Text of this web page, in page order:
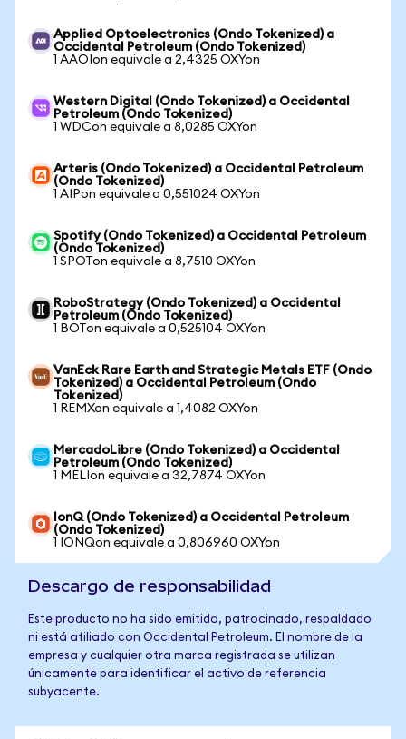
Applied Optoelectronics (Ondo Tokenized) a
Occidental Petroleum (Ondo Tokenized)
1 AAOIon equivale a 2,4325 OXYon
Western Digital (Ondo Tokenized) a Occidental
Petroleum (Ondo Tokenized)
1 WDCon equivale a 8,0285 OXYon
Arteris (Ondo Tokenized) a Occidental Petroleum
(Ondo Tokenized)
1 AIPon equivale a 0,551024 OXYon
Spotify (Ondo Tokenized) a Occidental Petroleum
(Ondo Tokenized)
1 SPOTon equivale a 8,7510 OXYon
RoboStrategy (Ondo Tokenized) a Occidental
Petroleum (Ondo Tokenized)
1 BOTon equivale a 0,525104 OXYon
VanEck Rare Earth and Strategic Metals ETF (Ondo
Tokenized) a Occidental Petroleum (Ondo
Tokenized)
1 REMXon equivale a 1,4082 OXYon
MercadoLibre (Ondo Tokenized) a Occidental
Petroleum (Ondo Tokenized)
1 MELIon equivale a 32,7874 OXYon
IonQ (Ondo Tokenized) a Occidental Petroleum
(Ondo Tokenized)
1 IONQon equivale a 0,806960 OXYon
Descargo de responsabilidad
Este producto no ha sido emitido, patrocinado, respaldado
ni está afiliado con Occidental Petroleum. El nombre de la
empresa y cualquier otra marca registrada se utilizan
únicamente para identificar el activo de referencia
subyacente.